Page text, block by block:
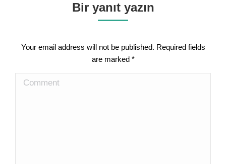
Bir yanıt yazın
Your email address will not be published. Required fields
are marked *
Comment